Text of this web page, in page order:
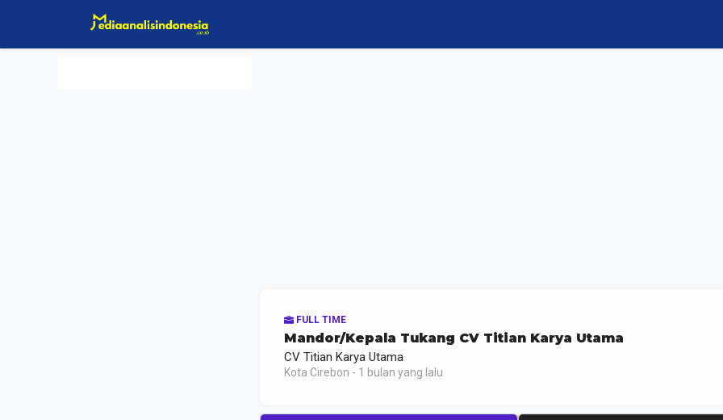
FULL TIME
Mandor/Kepala Tukang CV Titian Karya Utama
CV Titian Karya Utama
Kota Cirebon - 1 bulan yang lalu